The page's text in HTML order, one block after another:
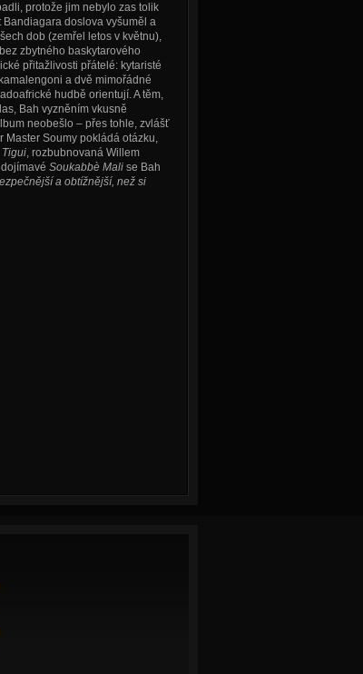
protože jim nebylo zas tolik
doslova vyšuměl a
dob (zemřel letos v květnu),
zbytného baskytarového
přitažlivosti přátelé: kytaristé
a dvě mimořádné
hudbě orientují. A těm,
Bah vyzněním vkusně
neobešlo – přes tohle, zvlášť
Master Soumy pokládá otázku,
Tigui, rozbubnovaná Willem
Soukabbè Malise Bah
a obtížnější, než si